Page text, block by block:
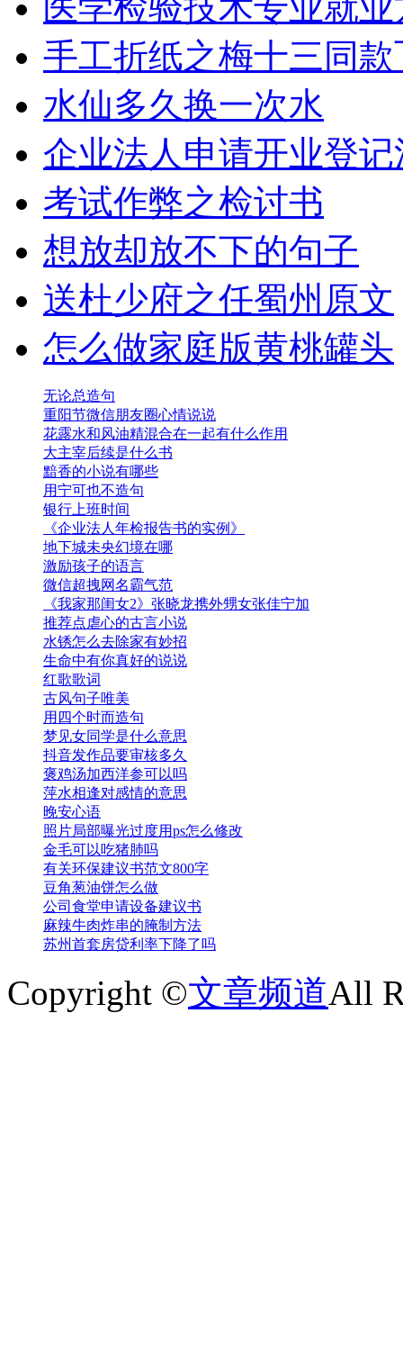
手工折纸之梅十三同
水仙多久换一次水
企业法人申请开业登
考试作弊之检讨书
想放却放不下的句子
送杜少府之任蜀州原文
怎么做家庭版黄桃罐头
无论总造句
重阳节微信朋友圈心情说说
花露水和风油精混合在一起有什么作用
大主宰后续是什么书
黯香的小说有哪些
用宁可也不造句
银行上班时间
《企业法人年检报告书的实例》
地下城未央幻境在哪
激励孩子的语言
微信超拽网名霸气范
《我家那闺女2》张晓龙携外甥女张佳宁加
推荐点虐心的古言小说
水锈怎么去除家有妙招
生命中有你真好的说说
红歌歌词
古风句子唯美
用四个时而造句
梦见女同学是什么意思
抖音发作品要审核多久
褒鸡汤加西洋参可以吗
萍水相逢对感情的意思
晚安心语
照片局部曝光过度用ps怎么修改
金毛可以吃猪肺吗
有关环保建议书范文800字
豆角葱油饼怎么做
公司食堂申请设备建议书
麻辣牛肉炸串的腌制方法
苏州首套房贷利率下降了吗
Copyright ©文章频道All